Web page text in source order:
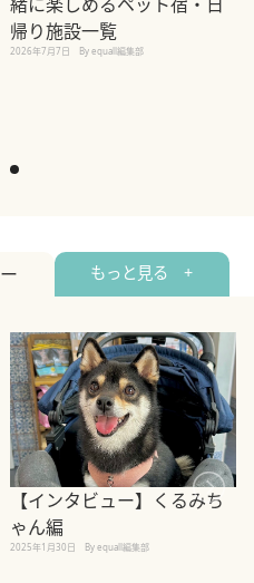
帰り施設一覧
2026年7月7日 By equall編集部
もっと見る +
【インタビュー】くるみち
ゃん編
2025年1月30日 By equall編集部